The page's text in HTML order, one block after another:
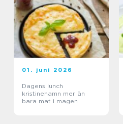
01. juni 2026
Dagens lunch
kristinehamn mer än
bara mat i magen